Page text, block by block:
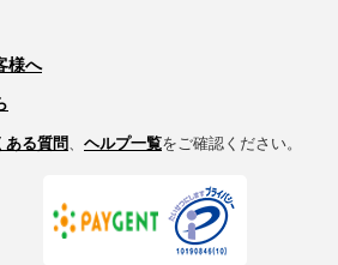
様へ
ある質問、 ヘルプ一覧をご確認ください。